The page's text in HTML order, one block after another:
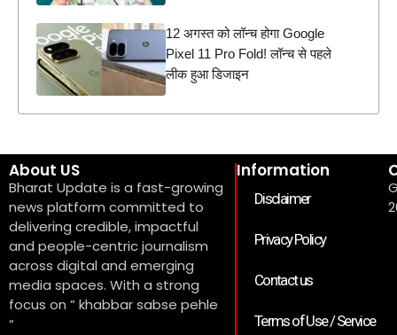
12 अगस्त को लॉन्च होगा Google
Pixel 11 Pro Fold! लॉन्च से पहले
लीक हुआ डिजाइन
About US
Bharat Update is a fast-growing
news platform committed to
delivering credible, impactful
and people-centric journalism
across digital and emerging
media spaces. With a strong
focus on ” khabbar sabse pehle
“
Information
Disclaimer
Privacy Policy
Contact us
Terms of Use / Service